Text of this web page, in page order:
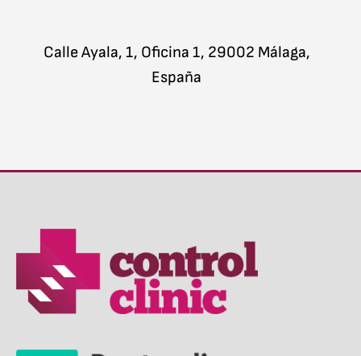
Calle Ayala, 1, Oficina 1, 29002 Málaga,
España